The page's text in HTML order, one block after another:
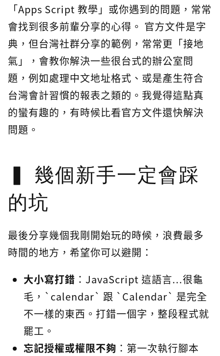
「Apps Script 教學」或你遇到的問題，常常
會找到很多前輩分享的心得。 官方文件是字
典，但台灣社群分享的範例，常常更「接地
氣」，會教你解決一些很台式的辦公室問
題，例如處理中文地址格式、或是產生符合
台灣會計習慣的報表之類的。我覺得這點真
的蠻有趣的，有時候比看官方文件還快解決
問題。
幾個新手一定會踩
的坑
最後分享幾個我剛開始玩的時候，浪費最多
時間的地方，希望你可以避開：
大小寫打錯 ：JavaScript 這語言...很龜
毛，`calendar` 跟 `Calendar` 是完全
不一樣的東西。打錯一個字，整段程式就
罷工。
忘記授權或權限不夠 ：第一次執行腳本